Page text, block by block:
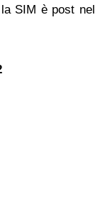
SIM è post nel